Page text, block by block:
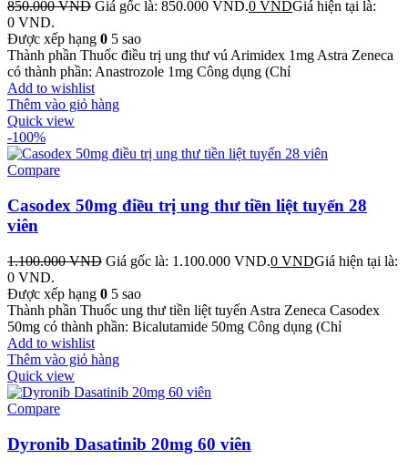
850.000VND Giá gốc là: 850.000 VND.0 VNDGiá hiện tại là:
0 VND.
Được xếp hạng 0 5 sao
Thành phần Thuốc điều trị ung thư vú Arimidex 1mg Astra Zeneca
có thành phần: Anastrozole 1mg Công dụng (Chỉ
Add to wishlist
Thêm vào giỏ hàng
Quick view
-100%
Compare
Casodex 50mg điều trị ung thư tiền liệt tuyến 28
viên
1.100.000VND Giá gốc là: 1.100.000 VND.0 VNDGiá hiện tại là:
0 VND.
Được xếp hạng 0 5 sao
Thành phần Thuốc ung thư tiền liệt tuyến Astra Zeneca Casodex
50mg có thành phần: Bicalutamide 50mg Công dụng (Chỉ
Add to wishlist
Thêm vào giỏ hàng
Quick view
Compare
Dyronib Dasatinib 20mg 60 viên